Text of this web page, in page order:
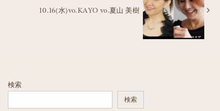
10.16(水)vo.KAYO vo.夏山 美樹
検索
検索